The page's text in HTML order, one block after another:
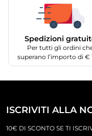
Spedizioni
Per tutti gli ordini
superano l’importo di €
ISCRIVITI ALLA
10€ DI SCONTO SE TI